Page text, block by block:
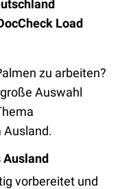
Load
zu arbeiten?
Auswahl
Ausland.
Ausland
vorbereitet und